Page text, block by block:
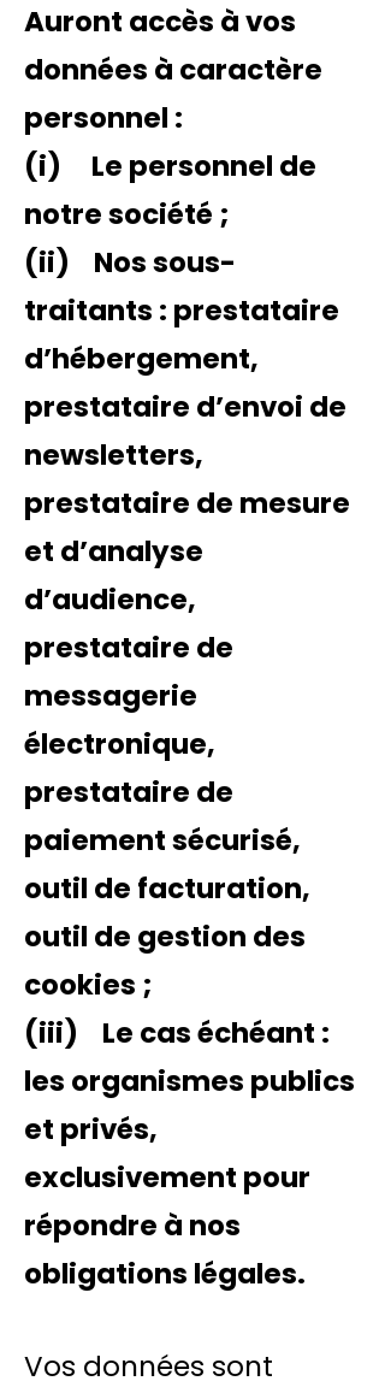
Auront accès à vos
données à caractère
personnel :
(i) Le personnel de
notre société ;
(ii) Nos sous-
traitants : prestataire
d’hébergement,
prestataire d’envoi de
newsletters,
prestataire de mesure
et d’analyse
d’audience,
prestataire de
messagerie
électronique,
prestataire de
paiement sécurisé,
outil de facturation,
outil de gestion des
cookies ;
(iii) Le cas échéant :
les organismes publics
et privés,
exclusivement pour
répondre à nos
obligations légales.
Vos données sont